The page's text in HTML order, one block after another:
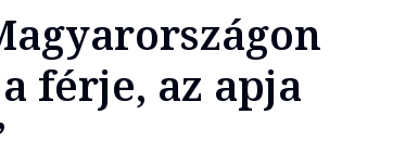
férje, az apja